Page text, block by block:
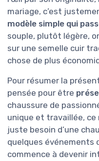
mariage, c’est
modèle simple qui
souple, plutôt légère,
sur une semelle cuir
chose de plus
Pour résumer la
pensée pour être
chaussure de
unique et travaillée, ce
juste besoin d’une
quelques événements
commence à devenir